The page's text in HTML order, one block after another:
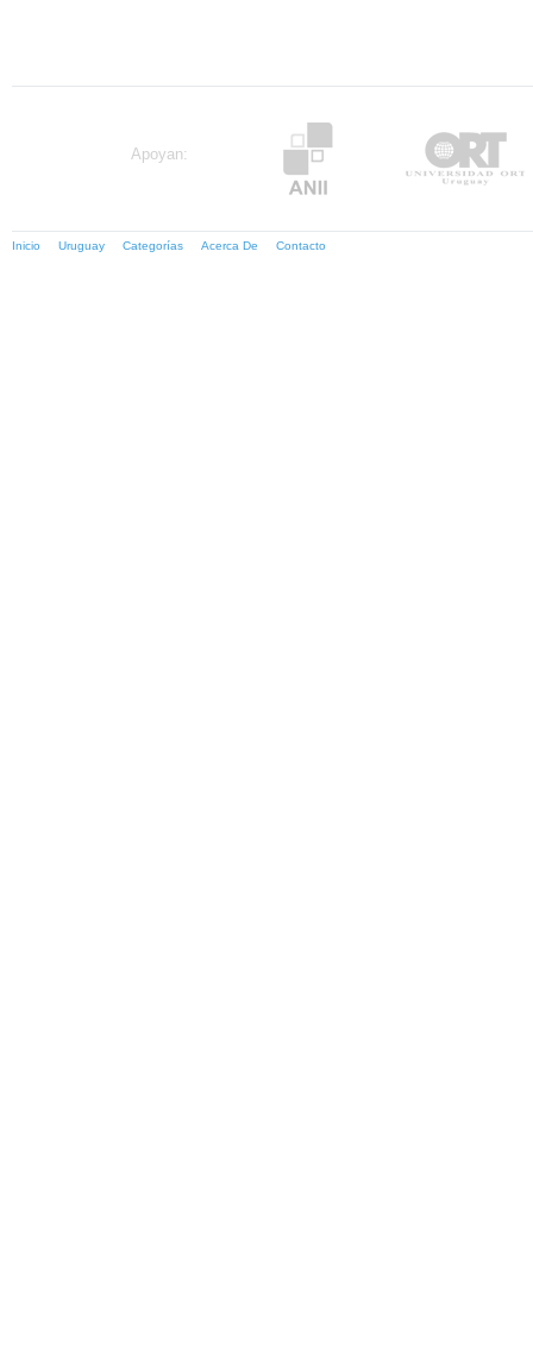
Apoyan:
Inicio Uruguay Categorías Acerca De Contacto